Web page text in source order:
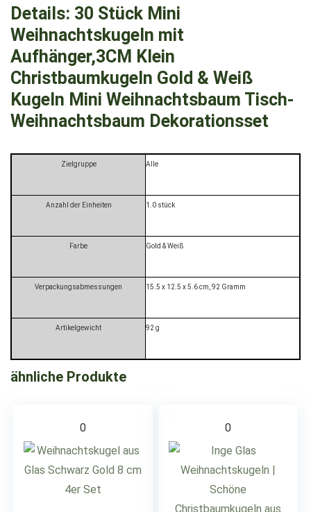
Details: 30 Stück Mini
Weihnachtskugeln mit
Aufhänger,3CM Klein
Christbaumkugeln Gold & Weiß
Kugeln Mini Weihnachtsbaum Tisch-
Weihnachtsbaum Dekorationsset
Zielgruppe ‎Alle
Anzahl der Einheiten ‎1.0 stück
Farbe ‎Gold & Weiß
Verpackungsabmessungen ‎15.5 x 12.5 x 5.6 cm, 92 Gramm
Artikelgewicht ‎92 g
ähnliche Produkte
0 0